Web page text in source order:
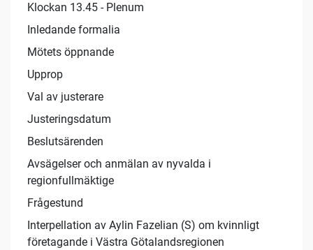
Klockan 13.45 - Plenum
Inledande formalia
Mötets öppnande
Upprop
Val av justerare
Justeringsdatum
Beslutsärenden
Avsägelser och anmälan av nyvalda i
regionfullmäktige
Frågestund
Interpellation av Aylin Fazelian (S) om kvinnligt
företagande i Västra Götalandsregionen